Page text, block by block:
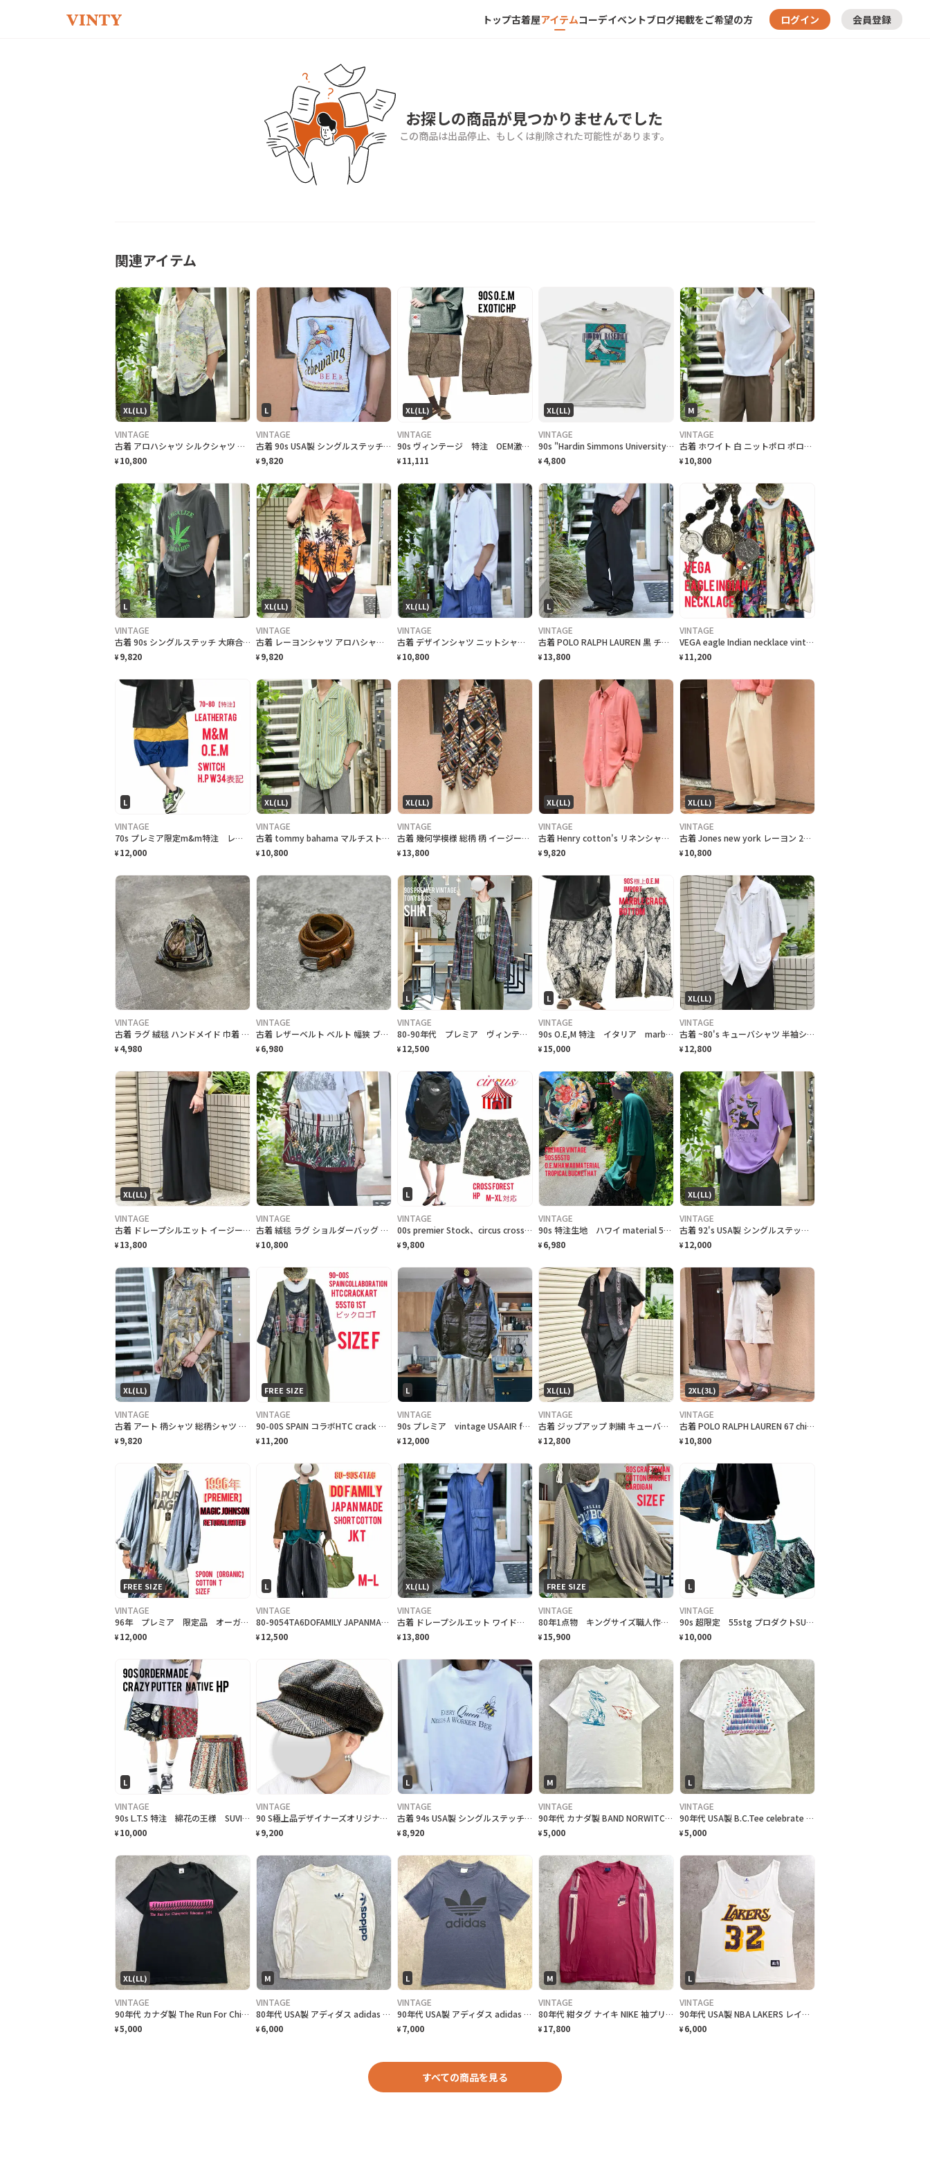
トップ古着屋アイテムコーデイベントブログ掲載をご希望の方 ログイン 会員登録
お探しの商品が見つかりませんでした
この商品は出品停止、もしくは削除された可能性があります。
関連アイテム
XL(LL)
VINTAGE
古着 アロハシャツ シルクシャツ レーヨンシャツ 柄シャツ 総柄シャツ
¥ 10,800
L
VINTAGE
古着 90s USA製 シングルステッチ ビール プロモーション Tシャツ
¥ 9,820
XL(LL)
VINTAGE
90s ヴィンテージ 特注 OEM激レア ハーフパンツ 総柄 美品
¥ 11,111
XL(LL)
VINTAGE
90s "Hardin Simmons University Cowboy Baseball" T-Shirt ハーディン シモンズ大学 カウボーイズベースボール Tシャツ [XL]
¥ 4,800
M
VINTAGE
古着 ホワイト 白 ニットポロ ポロシャツ 半袖ポロシャツ プルオーバー
¥ 10,800
L
VINTAGE
古着 90s シングルステッチ 大麻合法化運動 プリントTシャツ フェード
¥ 9,820
XL(LL)
VINTAGE
古着 レーヨンシャツ アロハシャツ 夕日 半袖シャツ オープンカラーシャツ
¥ 9,820
XL(LL)
VINTAGE
古着 デザインシャツ ニットシャツ 半袖シャツ ホワイト 白 シャツ
¥ 10,800
L
VINTAGE
古着 POLO RALPH LAUREN 黒 チノパン チノ ストレート
¥ 13,800
VINTAGE
VEGA eagle Indian necklace vintageコイン
¥ 11,200
L
VINTAGE
70s プレミア限定m&m特注 レザータグ、大人 スイッチ ハーフパンツ w34
¥ 12,000
XL(LL)
VINTAGE
古着 tommy bahama マルチストライプ 半袖シャツ シルクシャツ 黄緑
¥ 10,800
XL(LL)
VINTAGE
古着 幾何学模様 総柄 柄 イージーテーラードジャケット 羽織り USA製
¥ 13,800
XL(LL)
VINTAGE
古着 Henry cotton's リネンシャツ ボタンダウンシャツ BDシャツ
¥ 9,820
XL(LL)
VINTAGE
古着 Jones new york レーヨン 2タック スラックス ワイドパンツ
¥ 10,800
VINTAGE
古着 ラグ 絨毯 ハンドメイド 巾着 ゴルフ柄 リメイク
¥ 4,980
VINTAGE
古着 レザーベルト ベルト 幅狭 ブラウン 茶色 本革 アクセサリー 小物
¥ 6,980
L
VINTAGE
80-90年代 プレミア ヴィンテージ 65/35 TROYBROS シャツ
¥ 12,500
L
VINTAGE
90s O.E,M 特注 イタリア marble crack art ユルボトム個性派
¥ 15,000
XL(LL)
VINTAGE
古着 ~80's キューバシャツ 半袖シャツ デザインシャツ 開襟シャツ 白
¥ 12,800
XL(LL)
VINTAGE
古着 ドレープシルエット イージーパンツ ワイドパンツ ブラック 黒
¥ 13,800
VINTAGE
古着 絨毯 ラグ ショルダーバッグ ハンドメイド リメイク バッグ 花
¥ 10,800
L
VINTAGE
00s premier Stock、circus cross ForestHP
¥ 9,800
VINTAGE
90s 特注生地 ハワイ material 55so.e.m バケハトロピカル
¥ 6,980
XL(LL)
VINTAGE
古着 92's USA製 シングルステッチ クラフトフェア 記念Tシャツ ネコ
¥ 12,000
XL(LL)
VINTAGE
古着 アート 柄シャツ 総柄シャツ レーヨンシャツ 半袖シャツ デザインシャツ
¥ 9,820
FREE SIZE
VINTAGE
90-00S SPAIN コラボHTC crack ワッペンビックロゴ55STG T
¥ 11,200
L
VINTAGE
90s プレミア vintage USAAIR force TYPE C-1ベスト L
¥ 12,000
XL(LL)
VINTAGE
古着 ジップアップ 刺繍 キューバシャツ デザインシャツ 半袖シャツ
¥ 12,800
2XL(3L)
VINTAGE
古着 POLO RALPH LAUREN 67 chino カーゴ ショーツ
¥ 10,800
FREE SIZE
VINTAGE
96年 プレミア 限定品 オーガニックコットン M.ジョンソン復帰記念 T. F
¥ 12,000
L
VINTAGE
80-9054TA6DOFAMILY JAPANMADE 丈短コットンJKT
¥ 12,500
XL(LL)
VINTAGE
古着 ドレープシルエット ワイドパンツ イージーパンツ カーゴパンツ ブルー 青
¥ 13,800
FREE SIZE
VINTAGE
80年1点物 キングサイズ職人作成 クロシェコットンカーディガン
¥ 15,900
L
VINTAGE
90s 超限定 55stg プロダクトSUVIN COTTON crazyHP
¥ 10,000
L
VINTAGE
90s L.T.S 特注 綿花の王様 SUVIN サイケネイティブ HP
¥ 10,000
VINTAGE
90 S極上品デザイナーズオリジナルリアル1950トラッドキャスケット
¥ 9,200
L
VINTAGE
古着 94s USA製 シングルステッチ ハチ ジョーク Tシャツ ホワイト
¥ 8,920
M
VINTAGE
90年代 カナダ製 BAND NORWITCH ワンポイントロゴプリントTシャツ メンズM相当 古着 90s VINTAGE ヴィンテージ ドラゴン バックプリント シングルステッチ 白色
¥5,000
L
VINTAGE
90年代 USA製 B.C.Tee celebrate アートプリントTシャツ メンズL相当 古着 90s VINTAGE ヴィンテージ カナダ BC州 100周年記念 シングルステッチ 白色
¥5,000
XL(LL)
VINTAGE
90年代 カナダ製 The Run For Chiropractic Education チャリティプリントTシャツ メンズXL 古着 1991 90s VINTAGE ヴィンテージ マラソン アドバタイジング シングルステッチ 黒色
¥5,000
M
VINTAGE
80年代 USA製 アディダス adidas 袖プリント トレフォイルロゴ 長袖 ロングTシャツ ロンT メンズM 古着 80s VINTAGE ヴィンテージ アイビリー オフホワイト
¥ 6,000
L
VINTAGE
90年代 USA製 アディダス adidas 両面プリント トレフォイルロゴ Tシャツ メンズL-XL相当 古着 90s VINTAGE ヴィンテージ 杢ネイビー
¥ 7,000
M
VINTAGE
80年代 紺タグ ナイキ NIKE 袖プリント 三連ロゴ 長袖 ロングTシャツ ロンT メンズM 古着 80s VINTAGE ヴィンテージ バーガンディ
¥ 17,800
L
VINTAGE
90年代 USA製 NBA LAKERS レイカーズ マジック・ジョンソン タンクトップ メンズL 古着 90s VINTAGE ヴィンテージ バスケットボール バックプリント 白色
¥ 6,000
すべての商品を見る